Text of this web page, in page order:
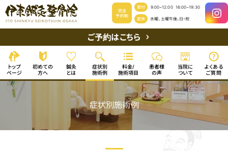
完全
予約制
受付 9:00~12:00 16:00~19:30
定休 水曜、土曜午後、日・祝
ご予約はこちら
トップ
ページ
初めての
方へ
鍼灸
とは
症状別
施術例
料金/
施術項目
患者様
の声
当院に
ついて
よくある
ご質問
症状別施術例